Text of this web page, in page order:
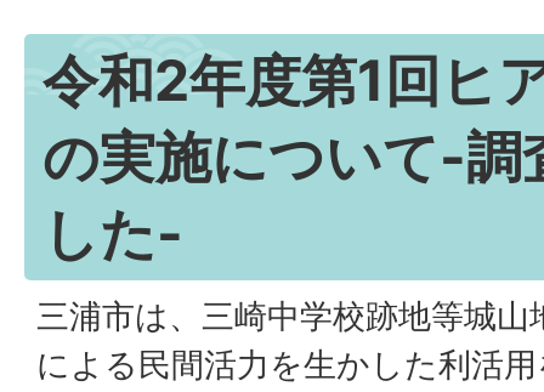
令和2年度第1回ヒ
の実施について-調
した-
三浦市は、三崎中学校跡地等城
による民間活力を生かした利活